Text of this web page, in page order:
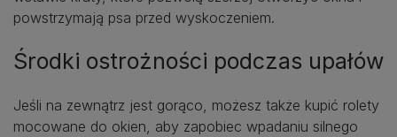
powstrzymają psa przed wyskoczeniem.
Środki ostrożności podczas upałów
Jeśli na zewnątrz jest gorąco, możesz także kupić rolety
mocowane do okien, aby zapobiec wpadaniu silnego